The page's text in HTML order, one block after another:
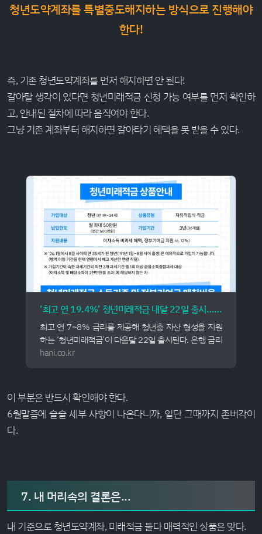
청년도약계좌를 특별중도해지하는 방식으로 진행해야
한다!
즉, 기존 청년도약계좌를 먼저 해지하면 안 된다!
갈아탈 생각이 있다면 청년미래적금 신청 가능 여부를 먼저 확인하
고, 안내된 절차에 따라 움직여야 한다.
그냥 기존 계좌부터 해지하면 갈아타기 혜택을 못 받을 수 있다.
‘최고 연 19.4%’ 청년미래적금 내달 22일 출시…가입신청 7월3일까지
최고 연 7~8% 금리를 제공해 청년층 자산 형성을 지원
하는 ‘청년미래적금’이 다음달 22일 출시된다. 은행 금리
에 정부 기여금과 이자소득 비과세 혜택을 고려하면 실질
hani.co.kr
이 부분은 반드시 확인해야 한다.
6월말즘에 슬슬 세부 사항이 나온다니까, 일단 그때까지 존버각이
다.
7. 내 머리속의 결론은...
내 기준으로 청년도약계좌, 미래적금 둘다 매력적인 상품은 맞다.